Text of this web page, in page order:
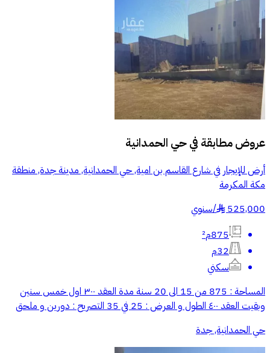
عروض مطابقة فيحي الحمدانية
أرض للإيجار في شارع القاسم بن امية, حي الحمدانية, مدينة جدة, منطقة
مكة المكرمة
525,000
§
/سنوي
875م²
32م
سكني
المساحة : 875 من 15 الى 20 سنة مدة العقد ٣٠٠ اول خمس سنين
وبقيت العقد ٤٠٠ الطول و العرض : 25 في 35 التصريح : دورين و ملحق
حي الحمدانية, جدة